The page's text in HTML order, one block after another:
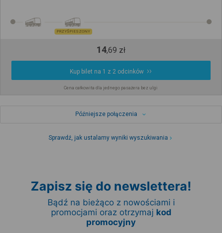
PRZYŚPIESZONY
14,69 zł
Kup bilet na 1 z 2 odcinków
Cena całkowita dla jednego pasażera bez ulgi
Późniejsze połączenia
Sprawdź, jak ustalamy wyniki wyszukiwania
Zapisz się do newslettera!
Bądź na bieżąco z nowościami i
promocjami oraz otrzymaj kod
promocyjny